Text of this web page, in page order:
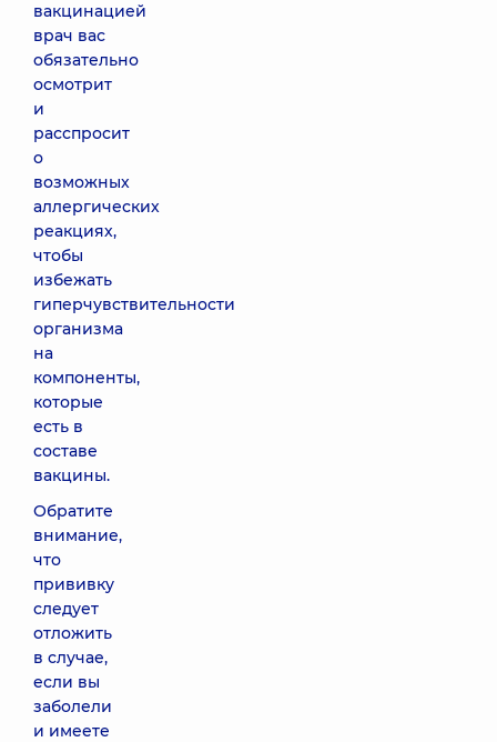
вакцинацией
врач вас
обязательно
осмотрит
и
расспросит
о
возможных
аллергических
реакциях,
чтобы
избежать
гиперчувствительности
организма
на
компоненты,
которые
есть в
составе
вакцины.
Обратите
внимание,
что
прививку
следует
отложить
в случае,
если вы
заболели
и имеете